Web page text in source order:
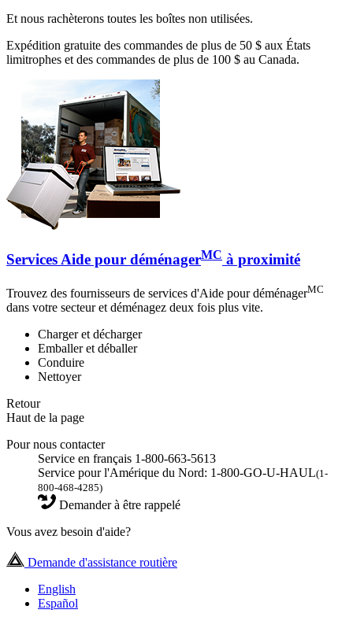
Et nous rachèterons toutes les boîtes non utilisées.
Expédition gratuite des commandes de plus de 50 $ aux États
limitrophes et des commandes de plus de 100 $ au Canada.
Services Aide pour déménagerMC à proximité
Trouvez des fournisseurs de services d'Aide pour déménagerMC
dans votre secteur et déménagez deux fois plus vite.
Charger et décharger
Emballer et déballer
Conduire
Nettoyer
Retour
Haut de la page
Pour nous contacter
Service en français 1-800-663-5613
Service pour l'Amérique du Nord: 1-800-GO-U-HAUL(1-
800-468-4285)
Demander à être rappelé
Vous avez besoin d'aide?
Demande d'assistance routière
English
Español